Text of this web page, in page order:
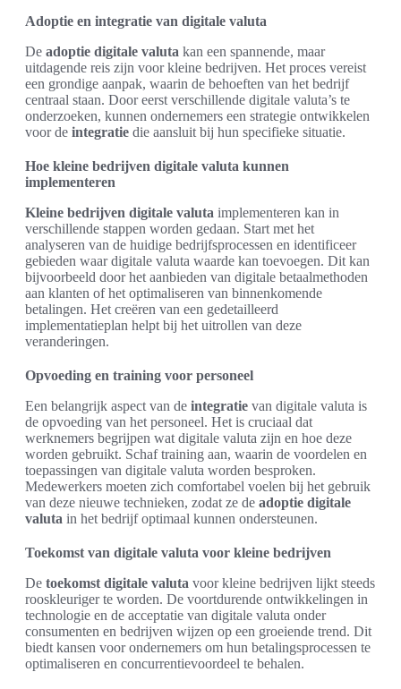
Adoptie en integratie van digitale valuta
De adoptie digitale valuta kan een spannende, maar
uitdagende reis zijn voor kleine bedrijven. Het proces vereist
een grondige aanpak, waarin de behoeften van het bedrijf
centraal staan. Door eerst verschillende digitale valuta’s te
onderzoeken, kunnen ondernemers een strategie ontwikkelen
voor de integratie die aansluit bij hun specifieke situatie.
Hoe kleine bedrijven digitale valuta kunnen
implementeren
Kleine bedrijven digitale valuta implementeren kan in
verschillende stappen worden gedaan. Start met het
analyseren van de huidige bedrijfsprocessen en identificeer
gebieden waar digitale valuta waarde kan toevoegen. Dit kan
bijvoorbeeld door het aanbieden van digitale betaalmethoden
aan klanten of het optimaliseren van binnenkomende
betalingen. Het creëren van een gedetailleerd
implementatieplan helpt bij het uitrollen van deze
veranderingen.
Opvoeding en training voor personeel
Een belangrijk aspect van de integratie van digitale valuta is
de opvoeding van het personeel. Het is cruciaal dat
werknemers begrijpen wat digitale valuta zijn en hoe deze
worden gebruikt. Schaf training aan, waarin de voordelen en
toepassingen van digitale valuta worden besproken.
Medewerkers moeten zich comfortabel voelen bij het gebruik
van deze nieuwe technieken, zodat ze de adoptie digitale
valuta in het bedrijf optimaal kunnen ondersteunen.
Toekomst van digitale valuta voor kleine bedrijven
De toekomst digitale valuta voor kleine bedrijven lijkt steeds
rooskleuriger te worden. De voortdurende ontwikkelingen in
technologie en de acceptatie van digitale valuta onder
consumenten en bedrijven wijzen op een groeiende trend. Dit
biedt kansen voor ondernemers om hun betalingsprocessen te
optimaliseren en concurrentievoordeel te behalen.